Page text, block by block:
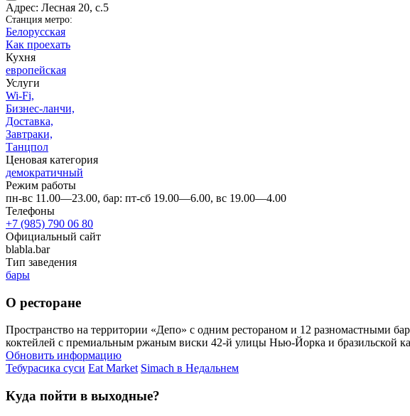
Адрес: Лесная 20, с.5
Станция метро:
Белорусская
Как проехать
Кухня
европейская
Услуги
Wi-Fi,
Бизнес-ланчи,
Доставка,
Завтраки,
Танцпол
Ценовая категория
демократичный
Режим работы
пн-вс 11.00—23.00, бар: пт-сб 19.00—6.00, вс 19.00—4.00
Телефоны
+7 (985) 790 06 80
Официальный сайт
blabla.bar
Тип заведения
бары
О ресторане
Пространство на территории «Депо» с одним рестораном и 12 разномастными
коктейлей с премиальным ржаным виски 42-й улицы Нью-Йорка и бразильской
Обновить информацию
Тебурасика суси Eat Market Simach в Недальнем
Куда пойти в выходные?